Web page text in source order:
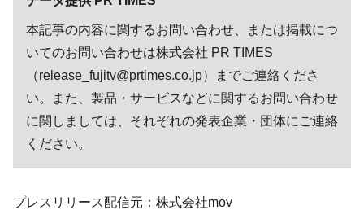
本記事の内容に関するお問い合わせ、または掲載につ
いてのお問い合わせは株式会社 PR TIMES
（release_fujitv@prtimes.co.jp）までご連絡くださ
い。また、製品・サービスなどに関するお問い合わせ
に関しましては、それぞれの発表企業・団体にご連絡
ください。
プレスリリース配信元：株式会社mov